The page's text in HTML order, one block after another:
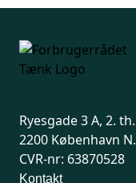
Ryesgade 3 A, 2. th.
2200 København N.
CVR-nr: 63870528
Kontakt